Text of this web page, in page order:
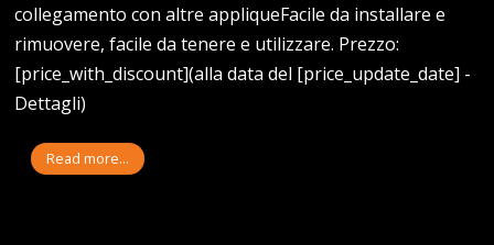
collegamento con altre appliqueFacile da installare e
rimuovere, facile da tenere e utilizzare. Prezzo:
[price_with_discount](alla data del [price_update_date] -
Dettagli)
Read more...